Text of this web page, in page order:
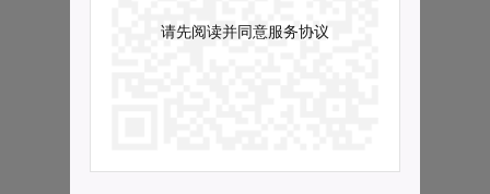
请先阅读并同意服务协议